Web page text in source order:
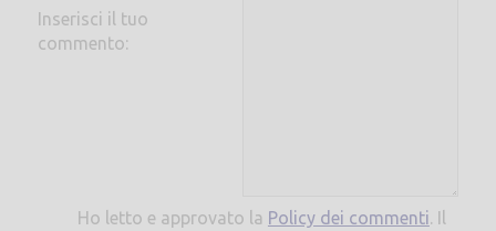
Inserisci il tuo
commento:
Ho letto e approvato la Policy dei commenti. Il